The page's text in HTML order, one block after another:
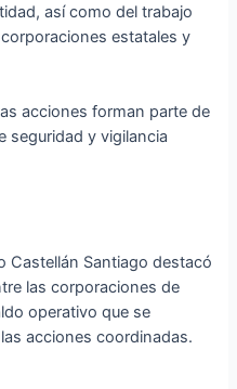
así como del trabajo
estatales y
acciones forman parte de
seguridad y vigilancia
Castellán Santiago destacó
las corporaciones de
operativo que se
acciones coordinadas.